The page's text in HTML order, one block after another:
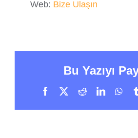
Web: Bize Ulaşın
Bu Yazıyı
Facebook RedditLinkedIn